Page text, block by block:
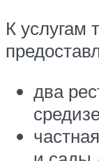
К услугам
два